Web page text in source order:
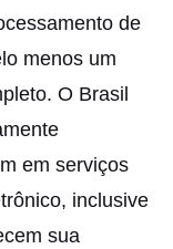
de
menos um
O Brasil
em serviços
inclusive
sua